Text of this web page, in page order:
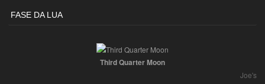
FASE DA LUA
Third Quarter Moon
Joe's